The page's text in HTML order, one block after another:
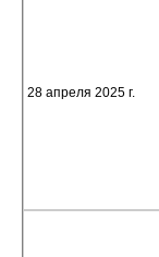
28 апреля 2025 г.